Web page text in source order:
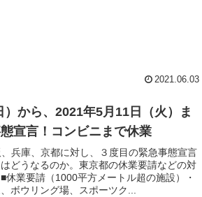
2021.06.03
から、2021年5月11日（火）ま
宣言！コンビニまで休業
兵庫、京都に対し、３度目の緊急事態宣言
どうなるのか。東京都の休業要請などの対
休業要請（1000平方メートル超の施設）・
ボウリング場、スポーツク...